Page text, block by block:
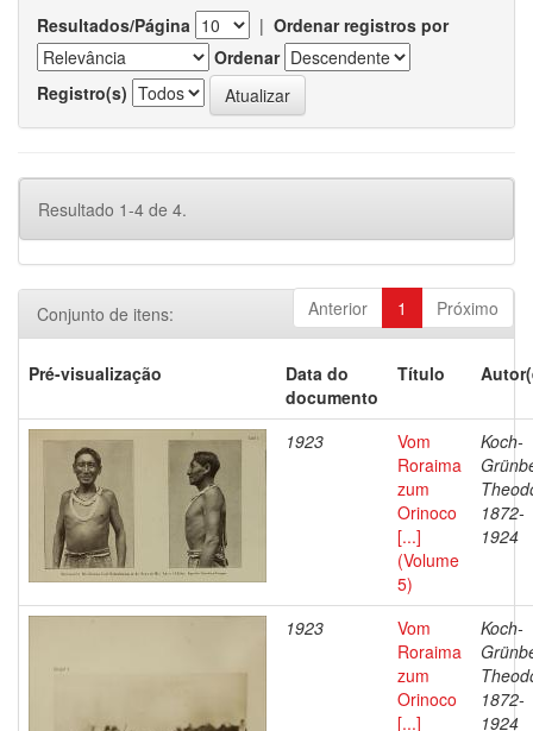
Resultados/Página | Ordenar registros por
Ordenar
Registro(s)
Resultado 1-4 de 4.
Anterior 1 Próximo
Conjunto de itens:
Pré-visualização
Data do
documento
Título
1923
Vom
Roraima
zum
Orinoco
[...]
(Volume
5)
Koch-
1872-
1924
1923
Vom
Roraima
zum
Orinoco
[...]
Koch-
1872-
1924